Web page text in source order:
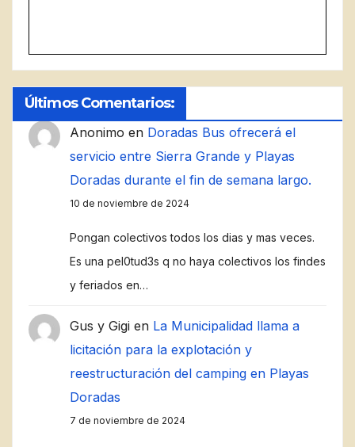
Últimos Comentarios:
Anonimo en Doradas Bus ofrecerá el
servicio entre Sierra Grande y Playas
Doradas durante el fin de semana largo.
10 de noviembre de 2024
Pongan colectivos todos los dias y mas veces.
Es una pel0tud3s q no haya colectivos los findes
y feriados en…
Gus y Gigi en La Municipalidad llama a
licitación para la explotación y
reestructuración del camping en Playas
Doradas
7 de noviembre de 2024